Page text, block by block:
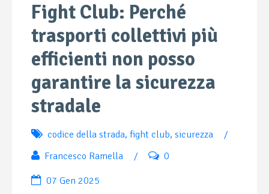
Fight Club: Perché
trasporti collettivi più
efficienti non posso
garantire la sicurezza
stradale
codice della strada, fight club, sicurezza
/
Francesco Ramella
/ 0
07 Gen 2025